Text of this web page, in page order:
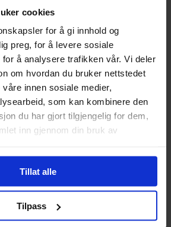
cookies
for å gi innhold og
preg, for å levere sosiale
å analysere trafikken vår. Vi deler
om hvordan du bruker nettstedet
innen sosiale medier,
som kan kombinere den
du har gjort tilgjengelig for dem,
inn gjennom din bruk av
Tillat alle
Tilpass
Dark HorseogMark Schultz
Science-Fiction
Doug Wheatley,Gene
Colan,Eduardo Risso
376
Dark Horse Comics
20.01.2009
6
Voksen